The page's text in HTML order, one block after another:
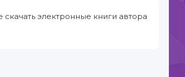
электронные книги автора